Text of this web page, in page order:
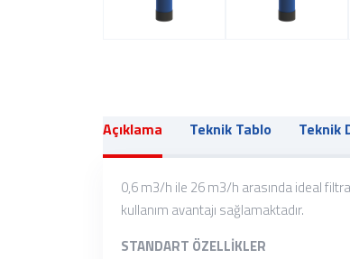
Açıklama Teknik Tablo Teknik
0,6 m3/h ile 26 m3/h arasında ideal
kullanım avantajı sağlamaktadır.
STANDART ÖZELLİKLER